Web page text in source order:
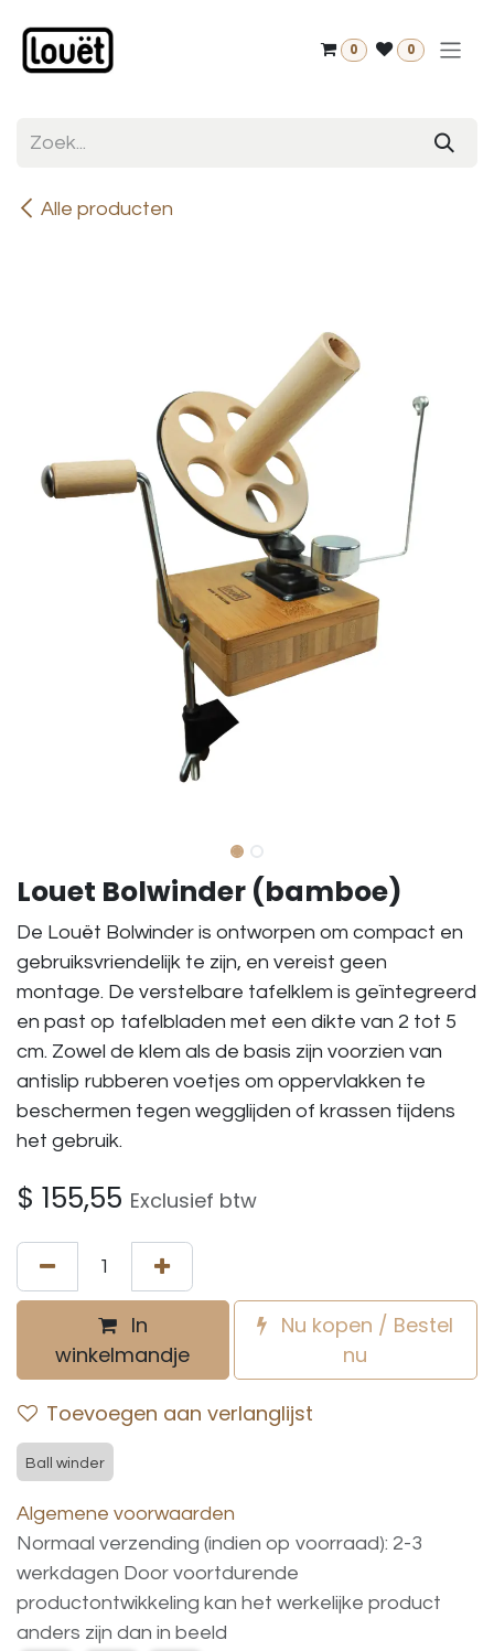
0 0
Alle producten
Louet Bolwinder (bamboe)
De Louët Bolwinder is ontworpen om compact en
gebruiksvriendelijk te zijn, en vereist geen
montage. De verstelbare tafelklem is geïntegreerd
en past op tafelbladen met een dikte van 2 tot 5
cm. Zowel de klem als de basis zijn voorzien van
antislip rubberen voetjes om oppervlakken te
beschermen tegen wegglijden of krassen tijdens
het gebruik.
$ 155,55 Exclusief btw
In
winkelmandje
Nu kopen / Bestel
nu
Toevoegen aan verlanglijst
Ball winder
Algemene voorwaarden
Normaal verzending (indien op voorraad): 2-3
werkdagen Door voortdurende
productontwikkeling kan het werkelijke product
anders zijn dan in beeld